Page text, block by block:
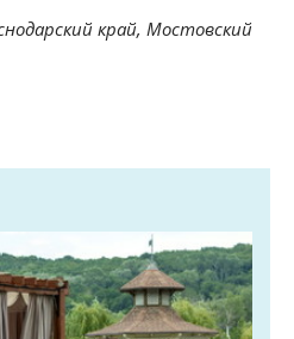
край, Мостовский